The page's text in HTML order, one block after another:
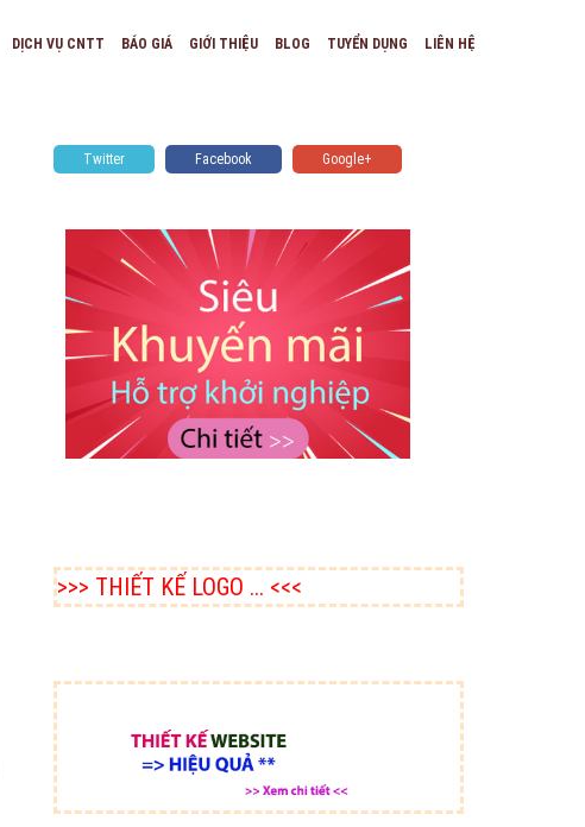
DỊCH VỤ CNTT BÁO GIÁ GIỚI THIỆU BLOG TUYỂN DỤNG LIÊN HỆ
Twitter Facebook Google+
>>> THIẾT KẾ LOGO ... <<<